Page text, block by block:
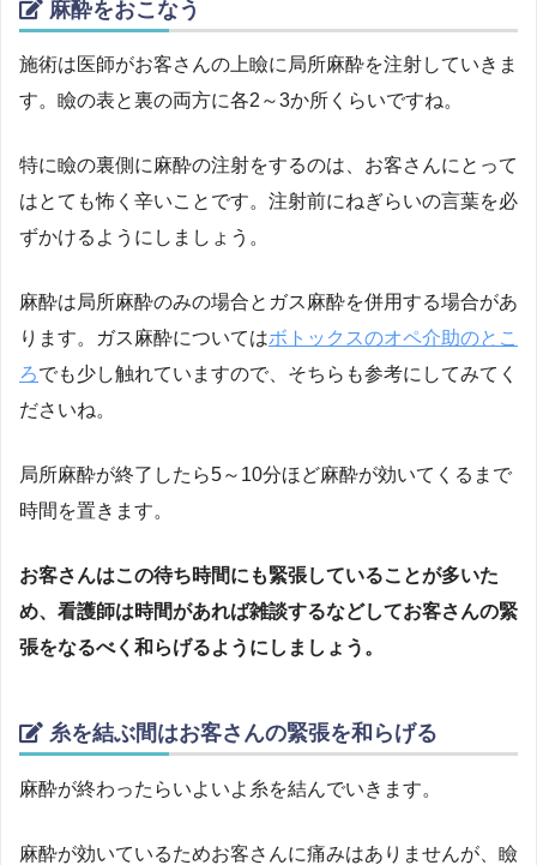
麻酔をおこなう
施術は医師がお客さんの上瞼に局所麻酔を注射していきま
す。瞼の表と裏の両方に各2～3か所くらいですね。
特に瞼の裏側に麻酔の注射をするのは、お客さんにとって
はとても怖く辛いことです。注射前にねぎらいの言葉を必
ずかけるようにしましょう。
麻酔は局所麻酔のみの場合とガス麻酔を併用する場合があ
ります。ガス麻酔についてはボトックスのオペ介助のとこ
ろでも少し触れていますので、そちらも参考にしてみてく
ださいね。
局所麻酔が終了したら5～10分ほど麻酔が効いてくるまで
時間を置きます。
お客さんはこの待ち時間にも緊張していることが多いた
め、看護師は時間があれば雑談するなどしてお客さんの緊
張をなるべく和らげるようにしましょう。
糸を結ぶ間はお客さんの緊張を和らげる
麻酔が終わったらいよいよ糸を結んでいきます。
麻酔が効いているためお客さんに痛みはありませんが、瞼